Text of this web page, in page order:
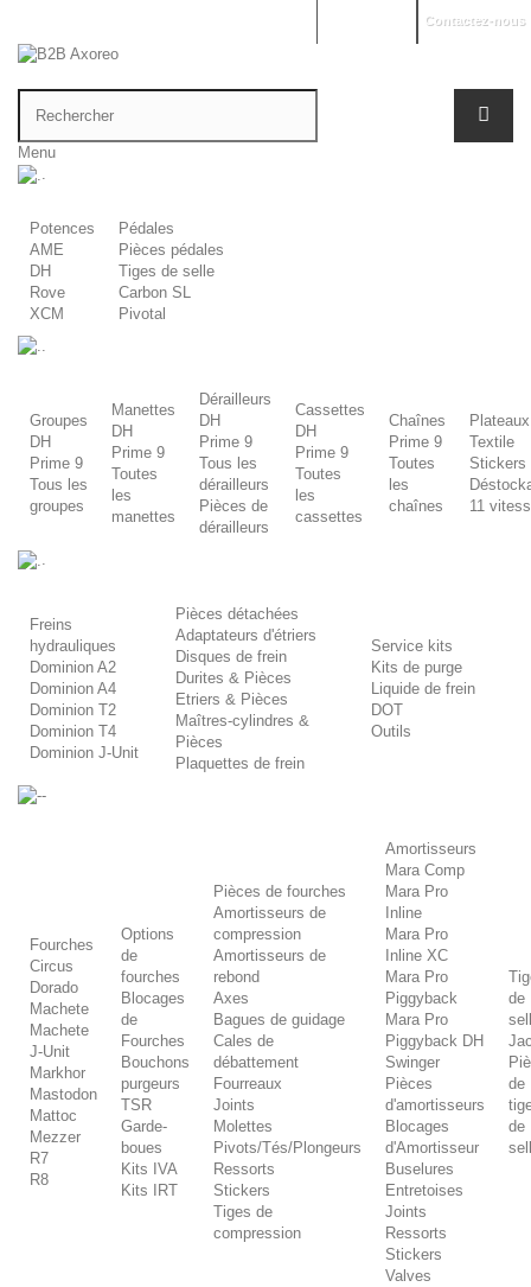
Contactez-nous
Menu
.
Potences
AME
DH
Rove
XCM
Pédales
Pièces pédales
Tiges de selle
Carbon SL
Pivotal
Groupes
DH
Prime 9
Tous les
groupes
Manettes
DH
Prime 9
Toutes
les
manettes
Dérailleurs
DH
Prime 9
Tous les
dérailleurs
Pièces de
dérailleurs
Cassettes
DH
Prime 9
Toutes
les
cassettes
Chaînes
Prime 9
Toutes
les
chaînes
Plateaux
Textile
Stickers
11
.
Freins
hydrauliques
Dominion A2
Dominion A4
Dominion T2
Dominion T4
Dominion J-Unit
Pièces détachées
Adaptateurs d'étriers
Disques de frein
Durites & Pièces
Etriers & Pièces
Maîtres-cylindres &
Pièces
Plaquettes de frein
Service kits
Kits de purge
Liquide de frein
DOT
Outils
-
Fourches
Circus
Dorado
Machete
Machete
J-Unit
Markhor
Mastodon
Mattoc
Mezzer
R7
R8
Options
de
fourches
Blocages
de
Fourches
Bouchons
purgeurs
TSR
Garde-
boues
Kits IVA
Kits IRT
Pièces de fourches
Amortisseurs de
compression
Amortisseurs de
rebond
Axes
Bagues de guidage
Cales de
débattement
Fourreaux
Joints
Molettes
Pivots/Tés/Plongeurs
Ressorts
Stickers
Tiges de
compression
Amortisseurs
Mara Comp
Mara Pro
Inline
Mara Pro
Inline XC
Mara Pro
Piggyback
Mara Pro
Piggyback DH
Swinger
Pièces
d'amortisseurs
Blocages
d'Amortisseur
Buselures
Entretoises
Joints
Ressorts
Stickers
Valves
de
de
de